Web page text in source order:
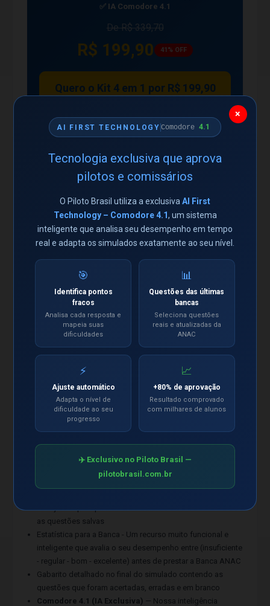
✅ IA Comodore 4.1
De R$ 339,70
R$ 199,90 41% OFF
Quero o Kit 4 em 1 por R$ 199,90
🤖 Comodore 4.1 — Explicação por IA em cada questão
⭐ Sistema de questões favoritas
🏆 Acesso ao Torneio Piloto Brasil
📋 Descrição do produto
Pacote de 250 Simulados para Piloto Privado de Helicóptero
✅ Benefícios do pacote:
Alto índice de aprovação nas Bancas ANAC comprovado
por alunos e usuários que prestaram a Banca e foram
aprovados
Interface moderna e amigável que facilita seus estudos e
memorização das questões para a Banca ANAC
simulado à partir das questões que você mais erra
as questões salvas
Estatística para a Banca - Um recurso muito funcional e
inteligente que avalia o seu desempenho entre (insuficiente
- regular - bom - excelente) antes de prestar a Banca ANAC
Gabarito detalhado no final do simulado contendo as
questões que foram acertadas, erradas e em branco
Comodore 4.1 (IA Exclusiva) — Nossa inteligência
×
AI FIRST TECHNOLOGY Comodore4.1
Tecnologia exclusiva que aprova
pilotos e comissários
O Piloto Brasil utiliza a exclusiva AI First
Technology – Comodore 4.1, um sistema
inteligente que analisa seu desempenho em tempo
real e adapta os simulados exatamente ao seu nível.
🎯
Identifica pontos
fracos
Analisa cada resposta e
mapeia suas
dificuldades
📊
Questões das últimas
bancas
Seleciona questões
reais e atualizadas da
ANAC
⚡
Ajuste automático
Adapta o nível de
dificuldade ao seu
progresso
📈
+80% de aprovação
Resultado comprovado
com milhares de alunos
✈️ Exclusivo no Piloto Brasil —
pilotobrasil.com.br